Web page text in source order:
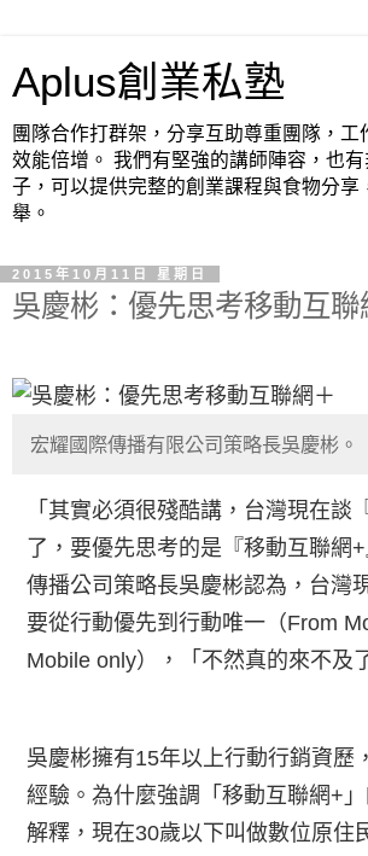
Aplus創業私塾
團隊合作打群架，分享互助尊重團隊，工
效能倍增。 我們有堅強的講師陣容，也
子，可以提供完整的創業課程與食物分享
舉。
2015年10月11日 星期日
吳慶彬：優先思考移動互聯
宏耀國際傳播有限公司策略長吳慶彬。
「其實必須很殘酷講，台灣現在談
了，要優先思考的是『移動互聯網
傳播公司策略長吳慶彬認為，台灣
要從行動優先到行動唯一（From
Mobile only），「不然真的來不及
吳慶彬擁有15年以上行動行銷資歷
經驗。為什麼強調「移動互聯網+
解釋，現在30歲以下叫做數位原住